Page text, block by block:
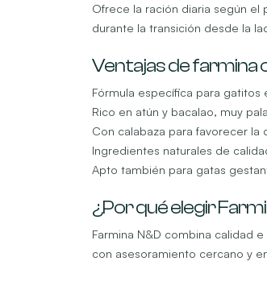
Ofrece la ración diaria según
durante la transición desde la
Ventajas de farmina
Fórmula específica para gatitos
Rico en atún y bacalao, muy
Con calabaza para favorecer la
Ingredientes naturales de
Apto también para gatas
¿Por qué elegir
Farmina N&D combina calidad
con asesoramiento cercano y